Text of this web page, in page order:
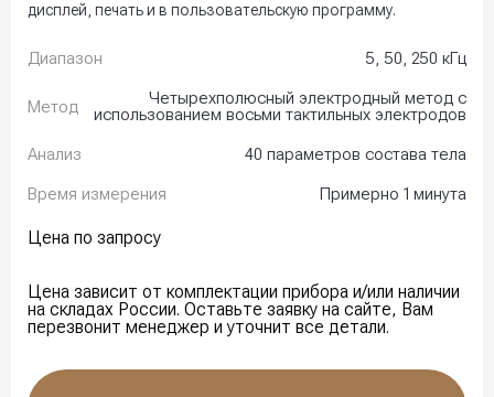
дисплей, печать и в пользовательскую программу.
Диапазон 5, 50, 250 кГц
Метод
Четырехполюсный электродный метод с
использованием восьми тактильных электродов
Анализ
40 параметров состава тела
Время измерения
Примерно 1 минута
Цена по запросу
Цена зависит от комплектации прибора и/или наличии
на складах России. Оставьте заявку на сайте, Вам
перезвонит менеджер и уточнит все детали.